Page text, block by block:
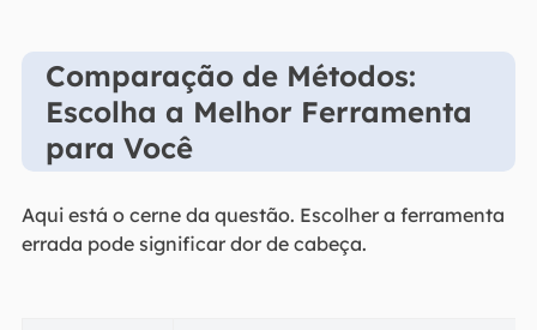
Comparação de Métodos:
Escolha a Melhor Ferramenta
para Você
Aqui está o cerne da questão. Escolher a ferramenta
errada pode significar dor de cabeça.